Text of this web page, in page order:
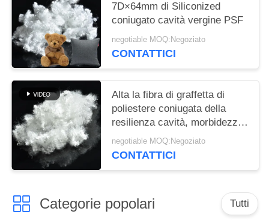
7D×64mm di Siliconized
coniugato cavità vergine PSF
negotiable MOQ:Negoziato
CONTATTICI
Alta la fibra di graffetta di
poliestere coniugata della
resilienza cavità, morbidezza
ha riciclato PSF
negotiable MOQ:Negoziato
CONTATTICI
Categorie popolari Tutti